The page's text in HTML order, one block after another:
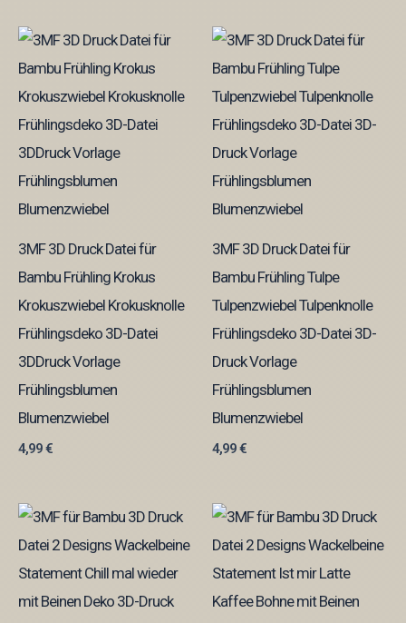
3MF 3D Druck Datei für
Bambu Frühling Krokus
Krokuszwiebel Krokusknolle
Frühlingsdeko 3D-Datei
3DDruck Vorlage
Frühlingsblumen
Blumenzwiebel
4,99€
3MF 3D Druck Datei für
Bambu Frühling Tulpe
Tulpenzwiebel Tulpenknolle
Frühlingsdeko 3D-Datei 3D-
Druck Vorlage
Frühlingsblumen
Blumenzwiebel
4,99€